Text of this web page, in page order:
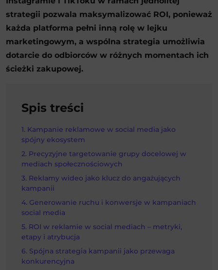
strategii pozwala maksymalizować ROI, ponieważ
każda platforma pełni inną rolę w lejku
marketingowym, a wspólna strategia umożliwia
dotarcie do odbiorców w różnych momentach ich
ścieżki zakupowej.
Spis treści
Kampanie reklamowe w social media jako
spójny ekosystem
Precyzyjne targetowanie grupy docelowej w
mediach społecznościowych
Reklamy wideo jako klucz do angażujących
kampanii
Generowanie ruchu i konwersje w kampaniach
social media
ROI w reklamie w social mediach – metryki,
etapy i atrybucja
Spójna strategia kampanii jako przewaga
konkurencyjna